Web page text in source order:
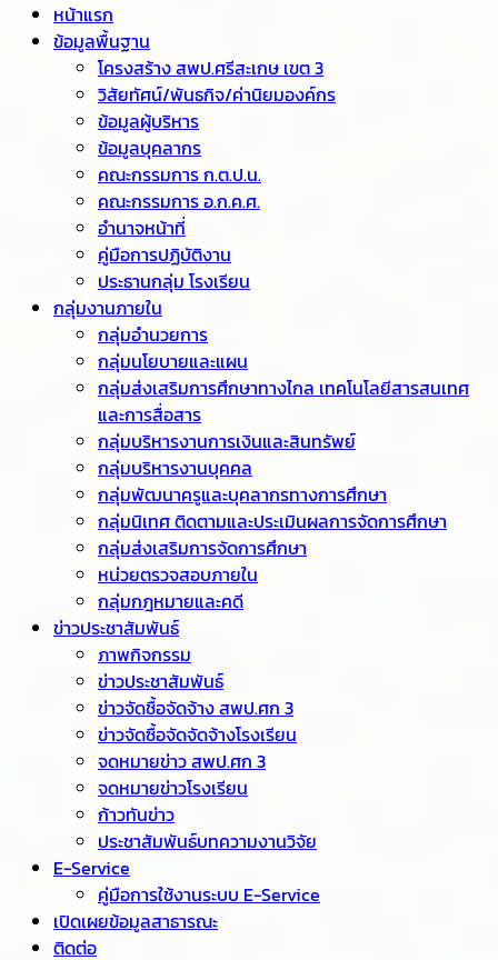
หน้าแรก
ข้อมูลพื้นฐาน
โครงสร้าง สพป.ศรีสะเกษ เขต 3
วิสัยทัศน์/พันธกิจ/ค่านิยมองค์กร
ข้อมูลผู้บริหาร
ข้อมูลบุคลากร
คณะกรรมการ ก.ต.ป.น.
คณะกรรมการ อ.ก.ค.ศ.
อำนาจหน้าที่
คู่มือการปฏิบัติงาน
ประธานกลุ่ม โรงเรียน
กลุ่มงานภายใน
กลุ่มอำนวยการ
กลุ่มนโยบายและแผน
กลุ่มส่งเสริมการศึกษาทางไกล เทคโนโลยีสารสนเทศ
และการสื่อสาร
กลุ่มบริหารงานการเงินและสินทรัพย์
กลุ่มบริหารงานบุคคล
กลุ่มพัฒนาครูและบุคลากรทางการศึกษา
กลุ่มนิเทศ ติดตามและประเมินผลการจัดการศึกษา
กลุ่มส่งเสริมการจัดการศึกษา
หน่วยตรวจสอบภายใน
กลุ่มกฎหมายและคดี
ข่าวประชาสัมพันธ์
ภาพกิจกรรม
ข่าวประชาสัมพันธ์
ข่าวจัดชื้อจัดจ้าง สพป.ศก 3
ข่าวจัดซื้อจัดจัดจ้างโรงเรียน
จดหมายข่าว สพป.ศก 3
จดหมายข่าวโรงเรียน
ก้าวทันข่าว
ประชาสัมพันธ์บทความงานวิจัย
E-Service
คู่มือการใช้งานระบบ E-Service
เปิดเผยข้อมูลสาธารณะ
ติดต่อ